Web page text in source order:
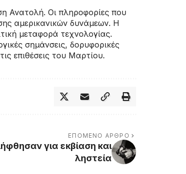
Ανατολή. Οι πληροφορίες που
αμερικανικών δυνάμεων. Η
μεταφορά τεχνολογίας.
σημάνσεις, δορυφορικές
επιθέσεις του Μαρτίου.
ΕΠΌΜΕΝΟ ΆΡΘΡΟ
για εκβίαση και
ληστεία